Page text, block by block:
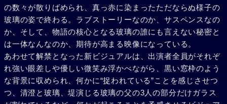
の数々が散りばめられ、真っ赤に染まったただならぬ様子の
玻璃の姿で終わる。ラブストーリーなのか、サスペンスなの
か、そして、物語の核心となる玻璃の誰にも言えない秘密と
は一体なんなのか、期待が高まる映像になっている。
あわせて解禁となった新ビジュアルは、出演者全員がそれぞ
れ強い眼差しや優しい微笑み浮かべながら、黒い窓枠のよう
な背景に収められ、何かに“捉われている”ことを感じさせつ
つ、清澄と玻璃、堤演じる玻璃の父の3人の部分だけガラス